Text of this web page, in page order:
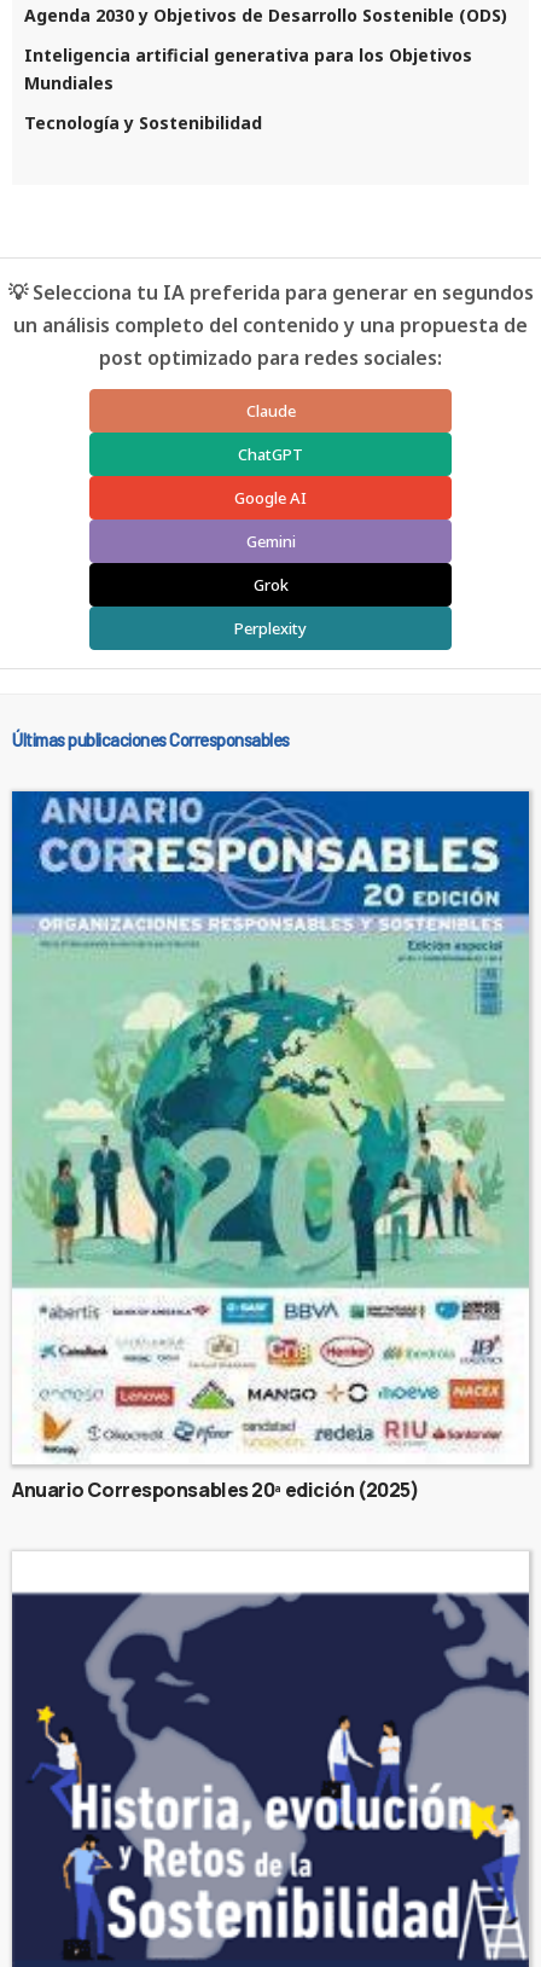
Agenda 2030 y Objetivos de Desarrollo Sostenible (ODS)
Inteligencia artificial generativa para los Objetivos
Mundiales
Tecnología y Sostenibilidad
💡 Selecciona tu IA preferida para generar en segundos
un análisis completo del contenido y una propuesta de
post optimizado para redes sociales:
Claude
ChatGPT
Google AI
Gemini
Grok
Perplexity
Últimas publicaciones Corresponsables
Anuario Corresponsables 20ª edición (2025)